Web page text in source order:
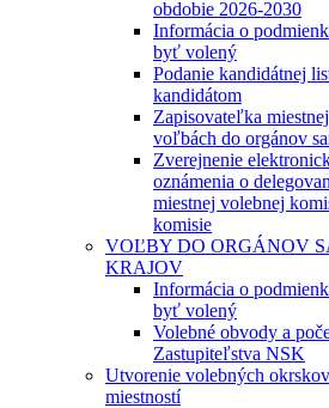
obdobie 2026-2030
Informácia o
byť volený
Podanie kandidátnej
kandidátom
Zapisovateľka
voľbách do orgánov
Zverejnenie
oznámenia o
miestnej volebnej
komisie
VOĽBY DO ORGÁNOV
KRAJOV
Informácia o
byť volený
Volebné obvody a
Zastupiteľstva NSK
Utvorenie volebných
miestností